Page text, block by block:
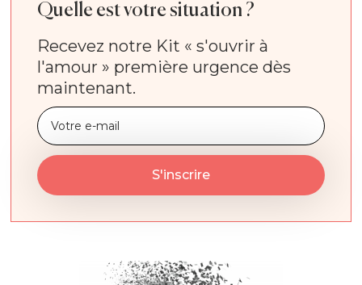
Quelle est votre situation ?
Recevez notre Kit « s'ouvrir à
l'amour » première urgence dès
maintenant.